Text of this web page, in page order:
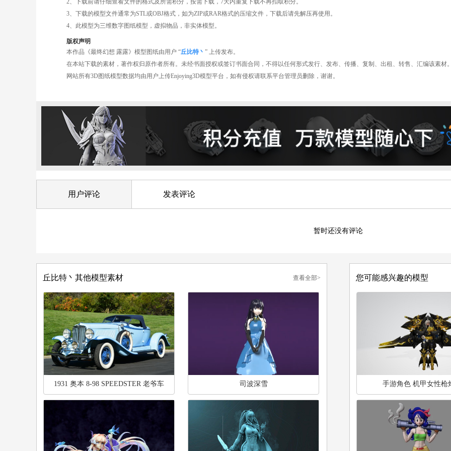
2、下载前请仔细查看文件的格式及所需积分，按需下载，7天内重复下载不再扣取积分。
3、下载的模型文件通常为STL或OBJ格式，如为ZIP或RAR格式的压缩文件，下载后请先解压再使用。
4、此模型为三维数字图纸模型，虚拟物品，非实体模型。
版权声明
本作品《最终幻想 露露》模型图纸由用户 “丘比特丶 ” 上传发布。
在本站下载的素材，著作权归原作者所有。未经书面授权或签订书面合同，不得以任何形式发行、发布、传播、复制、出租、转售、汇编该素材
网站所有3D图纸模型数据均由用户上传Enjoying3D模型平台，如有侵权请联系平台管理员删除，谢谢。
用户评论 发表评论
暂时还没有评论
丘比特丶其他模型素材 查看全部>
1931 奥本 8-98 SPEEDSTER 老爷车 司波深雪
您可能感兴趣的模型
手游角色 机甲女性枪